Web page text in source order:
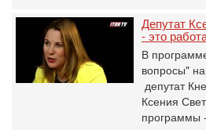
Депутат
- это
В
вопросы"
депутат
Ксения
программы